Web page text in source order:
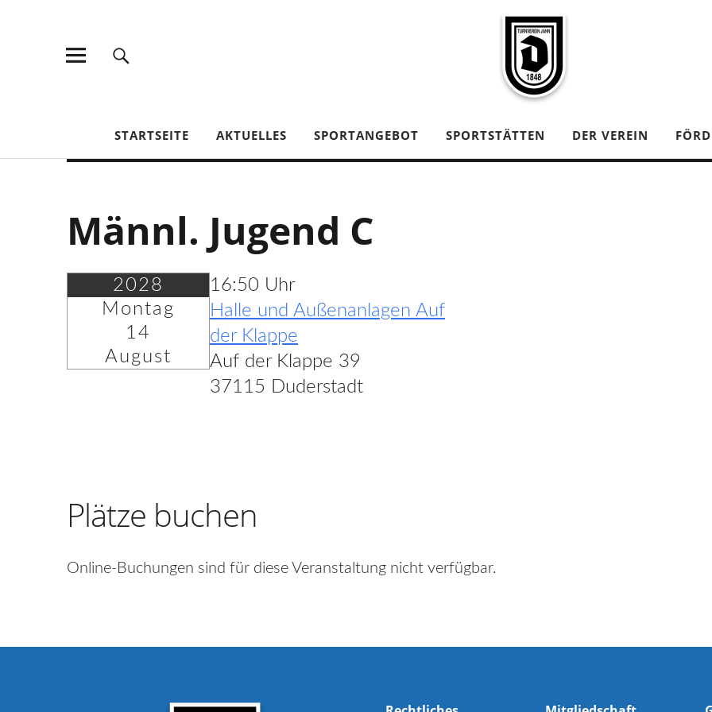
STARTSEITE AKTUELLES SPORTANGEBOT SPORTSTÄTTEN DER VEREIN
Männl. Jugend C
2028
Montag
14
August
16:50 Uhr
Halle und Außenanlagen Auf
der Klappe
Auf der Klappe 39
37115 Duderstadt
Plätze buchen
Online-Buchungen sind für diese Veranstaltung nicht verfügbar.